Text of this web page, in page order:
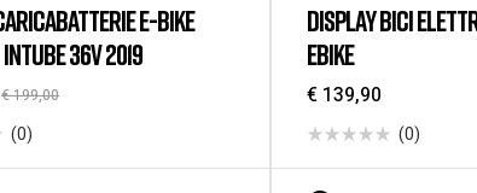
E-BIKE
36V 2019
€199,00
(0)
DISPLAY BICI
EBIKE
€ 139,90
(0)